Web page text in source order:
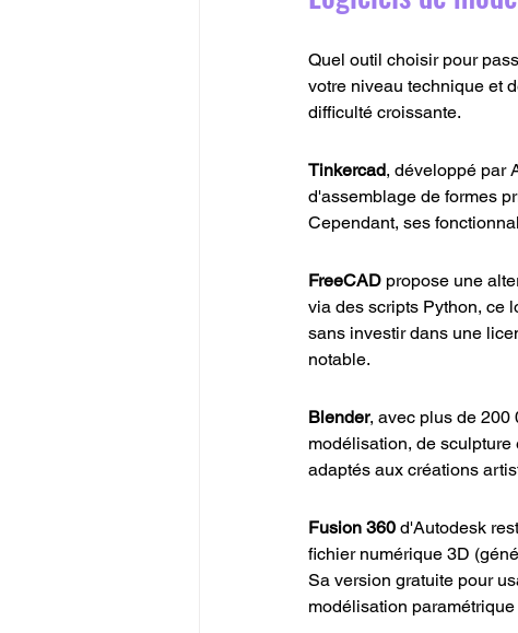
Quel outil choisir pour
votre niveau technique et
difficulté croissante.
Tinkercad, développé par
d'assemblage de formes
Cependant, ses
FreeCAD propose une
via des scripts Python, ce
sans investir dans une
notable.
Blender, avec plus de 200
modélisation, de
adaptés aux créations
Fusion 360 d'Autodesk
fichier numérique 3D
Sa version gratuite pour
modélisation